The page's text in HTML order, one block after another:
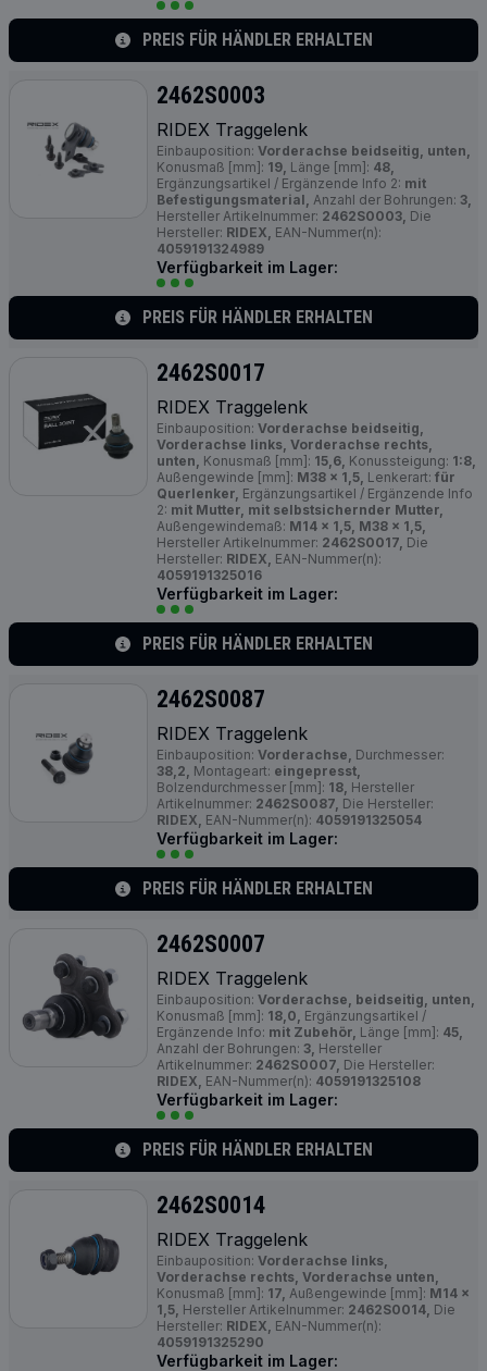
PREIS FÜR HÄNDLER ERHALTEN
2462S0003
RIDEX Traggelenk
Einbauposition: Vorderachse beidseitig, unten,
Konusmaß [mm]: 19, Länge [mm]: 48,
Ergänzungsartikel / Ergänzende Info 2: mit
Befestigungsmaterial, Anzahl der Bohrungen: 3,
Hersteller Artikelnummer: 2462S0003, Die
Hersteller: RIDEX, EAN-Nummer(n):
4059191324989
Verfügbarkeit im Lager:
PREIS FÜR HÄNDLER ERHALTEN
2462S0017
RIDEX Traggelenk
Einbauposition: Vorderachse beidseitig,
Vorderachse links, Vorderachse rechts,
unten, Konusmaß [mm]: 15,6, Konussteigung: 1:8,
Außengewinde [mm]: M38 x 1,5, Lenkerart: für
Querlenker, Ergänzungsartikel / Ergänzende Info
2: mit Mutter, mit selbstsichernder Mutter,
Außengewindemaß: M14 x 1,5, M38 x 1,5,
Hersteller Artikelnummer: 2462S0017, Die
Hersteller: RIDEX, EAN-Nummer(n):
4059191325016
Verfügbarkeit im Lager:
PREIS FÜR HÄNDLER ERHALTEN
2462S0087
RIDEX Traggelenk
Einbauposition: Vorderachse, Durchmesser:
38,2, Montageart: eingepresst,
Bolzendurchmesser [mm]: 18, Hersteller
Artikelnummer: 2462S0087, Die Hersteller:
RIDEX, EAN-Nummer(n): 4059191325054
Verfügbarkeit im Lager:
PREIS FÜR HÄNDLER ERHALTEN
2462S0007
RIDEX Traggelenk
Einbauposition: Vorderachse, beidseitig, unten,
Konusmaß [mm]: 18,0, Ergänzungsartikel /
Ergänzende Info: mit Zubehör, Länge [mm]: 45,
Anzahl der Bohrungen: 3, Hersteller
Artikelnummer: 2462S0007, Die Hersteller:
RIDEX, EAN-Nummer(n): 4059191325108
Verfügbarkeit im Lager:
PREIS FÜR HÄNDLER ERHALTEN
2462S0014
RIDEX Traggelenk
Einbauposition: Vorderachse links,
Vorderachse rechts, Vorderachse unten,
Konusmaß [mm]: 17, Außengewinde [mm]: M14 x
1,5, Hersteller Artikelnummer: 2462S0014, Die
Hersteller: RIDEX, EAN-Nummer(n):
4059191325290
Verfügbarkeit im Lager: